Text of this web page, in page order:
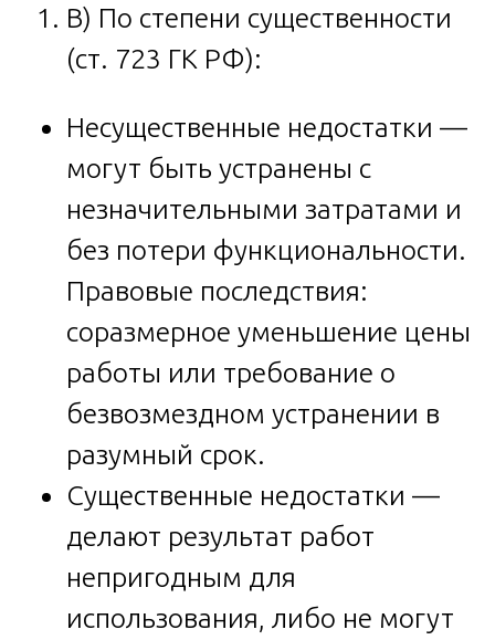
B) По степени существенности
(ст. 723 ГК РФ):
Несущественные недостатки —
могут быть устранены с
незначительными затратами и
без потери функциональности.
Правовые последствия:
соразмерное уменьшение цены
работы или требование о
безвозмездном устранении в
разумный срок.
Существенные недостатки —
делают результат работ
непригодным для
использования, либо не могут